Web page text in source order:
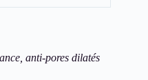
anti-pores dilatés